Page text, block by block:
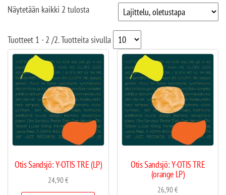
Näytetään kaikki 2 tulosta
Tuotteet 1 - 2 /2. Tuotteita sivulla
Otis Sandsjö: Y-OTIS TRE (LP)
24,90€
Otis Sandsjö: Y-OTIS TRE
(orange LP)
26,90€